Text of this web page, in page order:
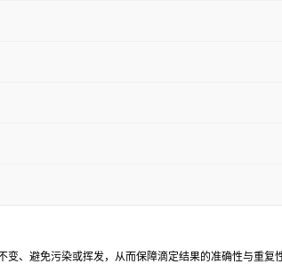
、避免污染或挥发，从而保障滴定结果的准确性与重复